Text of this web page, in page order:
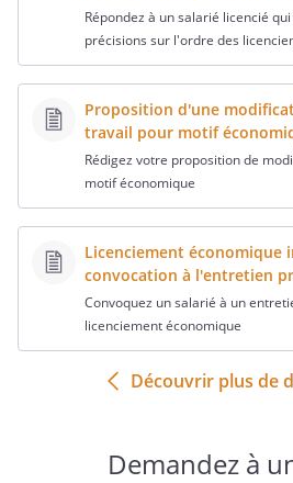
Répondez à un salarié licencié
précisions sur l'ordre des
Proposition d'une
travail pour motif
Rédigez votre proposition de
motif économique
Licenciement économique
convocation à l'entretien
Convoquez un salarié à un
licenciement économique
Découvrir plus de
Demandez à